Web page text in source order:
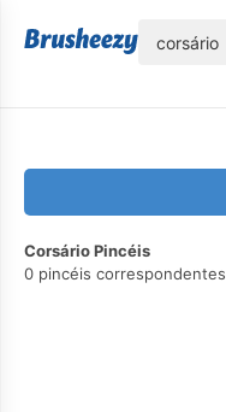
Corsário Pincéis
0 pincéis correspondentes